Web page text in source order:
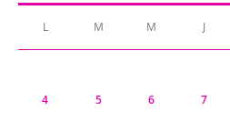
L M M J
4 5 6 7